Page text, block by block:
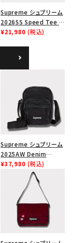
Supreme シュプリーム
2026SS Speed Tee ス
ピードTシャツ ブラック
¥21,980 (税込)
Supreme シュプリーム
2025AW Denim
Shoulder Bag デニム
ショルダーバッグ ブラッ
¥37,980 (税込)